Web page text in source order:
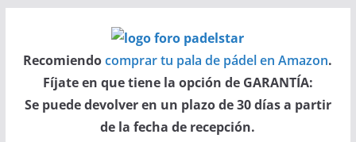
contenido
Recomiendocomprar tu pala de pádel en Amazon.
Fíjate en que tiene la opción de GARANTÍA:
Se puede devolver en un plazo de 30 días a partir
de la fecha de recepción.